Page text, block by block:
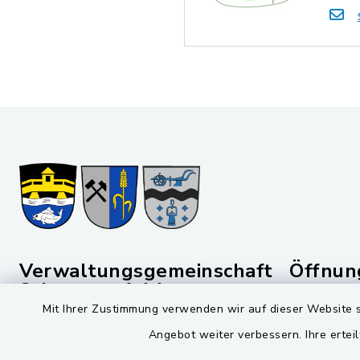
Mit Ihrer Zustimmung verwenden wir auf dieser
Angebot weiter verbessern. Ihre
Verwaltungsgemeinschaft
Schwarzenfeld
Montag
08:00-